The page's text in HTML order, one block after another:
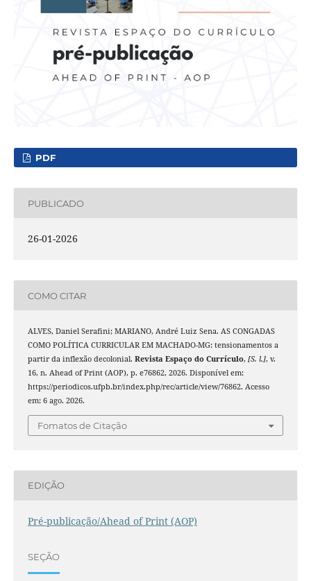
PDF
PUBLICADO
26-01-2026
COMO CITAR
ALVES, Daniel Serafini; MARIANO, André Luiz Sena. AS CONGADAS
COMO POLÍTICA CURRICULAR EM MACHADO-MG: tensionamentos a
partir da inflexão decolonial. Revista Espaço do Currículo, [S. l.], v.
16, n. Ahead of Print (AOP), p. e76862, 2026. Disponível em:
https://periodicos.ufpb.br/index.php/rec/article/view/76862. Acesso
em: 6 ago. 2026.
Fomatos de Citação
EDIÇÃO
Pré-publicação/Ahead of Print (AOP)
SEÇÃO